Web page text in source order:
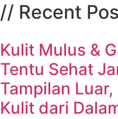
// Recent
Kulit Mulus &
Tentu Sehat
Tampilan
Kulit dari